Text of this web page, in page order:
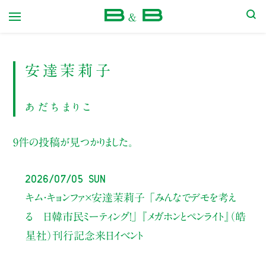
安達茉莉子
あだちまりこ
9件の投稿が見つかりました。
2026/07/05 Sun
キム・キョンファ×安達茉莉子 「みんなでデモを考え
る 日韓市民ミーティング！」
『メガホンとペンライト』（皓
星社）刊行記念来日イベント